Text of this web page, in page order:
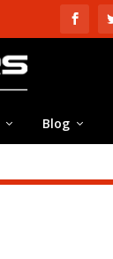
Blog